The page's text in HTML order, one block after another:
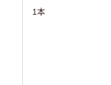
1本